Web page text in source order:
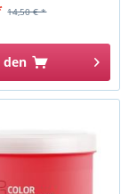
14,50 € *
den